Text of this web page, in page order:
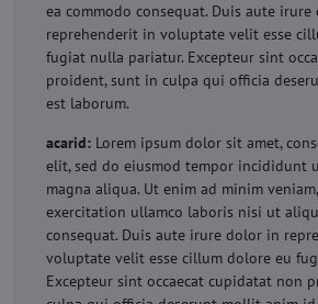
ea commodo consequat. Duis aute
reprehenderit in voluptate velit esse
fugiat nulla pariatur. Excepteur sint
proident, sunt in culpa qui officia
est laborum.
acarid: Lorem ipsum dolor sit amet,
elit, sed do eiusmod tempor incididunt
magna aliqua. Ut enim ad minim
exercitation ullamco laboris nisi ut
consequat. Duis aute irure dolor in
voluptate velit esse cillum dolore eu
Excepteur sint occaecat cupidatat non